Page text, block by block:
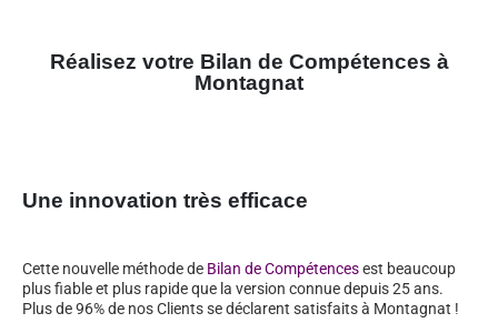
Réalisez votre Bilan de Compétences à
Montagnat
Une innovation très efficace
Cette nouvelle méthode de Bilan de Compétencesest beaucoup
plus fiable et plus rapide que la version connue depuis 25 ans.
Plus de 96% de nos Clients se déclarent satisfaits à Montagnat !